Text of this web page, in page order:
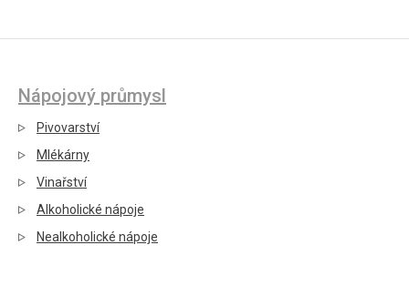
Nápojový průmysl
Pivovarství
Mlékárny
Vinařství
Alkoholické nápoje
Nealkoholické nápoje